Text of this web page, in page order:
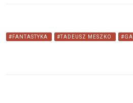
#FANTASTYKA #TADEUSZ MESZKO